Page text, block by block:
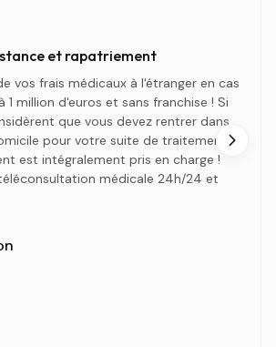
et rapatriement
vos frais médicaux à l'étranger en cas
1 million d'euros et sans franchise ! Si
que vous devez rentrer dans
pour votre suite de traitement,
est intégralement pris en charge !
médicale 24h/24 et